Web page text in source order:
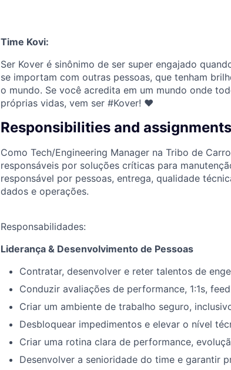
Time Kovi:
Ser Kover é sinônimo de ser super engajado
se importam com outras pessoas, que tenham
o mundo. Se você acredita em um mundo onde
próprias vidas, vem ser #Kover! ♥
Responsibilities and assignments
Como Tech/Engineering Manager na Tribo de
responsáveis por soluções críticas para
responsável por pessoas, entrega, qualidade
dados e operações.
Responsabilidades:
Liderança & Desenvolvimento de Pessoas
Contratar, desenvolver e reter talentos de
Conduzir avaliações de performance, 1:1s,
Criar um ambiente de trabalho seguro,
Desbloquear impedimentos e elevar o nível
Criar uma rotina clara de performance,
Desenvolver a senioridade do time e garantir